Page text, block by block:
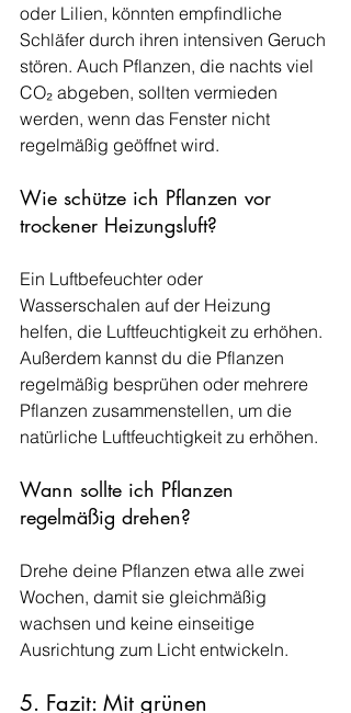
oder Lilien, könnten empfindliche
Schläfer durch ihren intensiven Geruch
stören. Auch Pflanzen, die nachts viel
CO₂ abgeben, sollten vermieden
werden, wenn das Fenster nicht
regelmäßig geöffnet wird.
Wie schütze ich Pflanzen vor
trockener Heizungsluft?
Ein Luftbefeuchter oder
Wasserschalen auf der Heizung
helfen, die Luftfeuchtigkeit zu erhöhen.
Außerdem kannst du die Pflanzen
regelmäßig besprühen oder mehrere
Pflanzen zusammenstellen, um die
natürliche Luftfeuchtigkeit zu erhöhen.
Wann sollte ich Pflanzen
regelmäßig drehen?
Drehe deine Pflanzen etwa alle zwei
Wochen, damit sie gleichmäßig
wachsen und keine einseitige
Ausrichtung zum Licht entwickeln.
5. Fazit: Mit grünen